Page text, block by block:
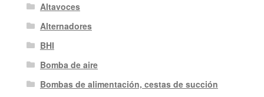
Altavoces
Alternadores
BHI
Bomba de aire
Bombas de alimentación, cestas de succión